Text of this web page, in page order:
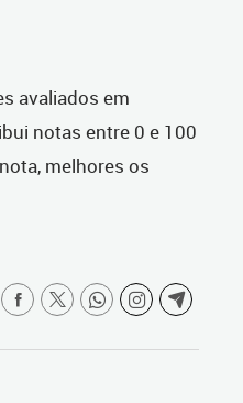
avaliados em
notas entre 0 e 100
melhores os